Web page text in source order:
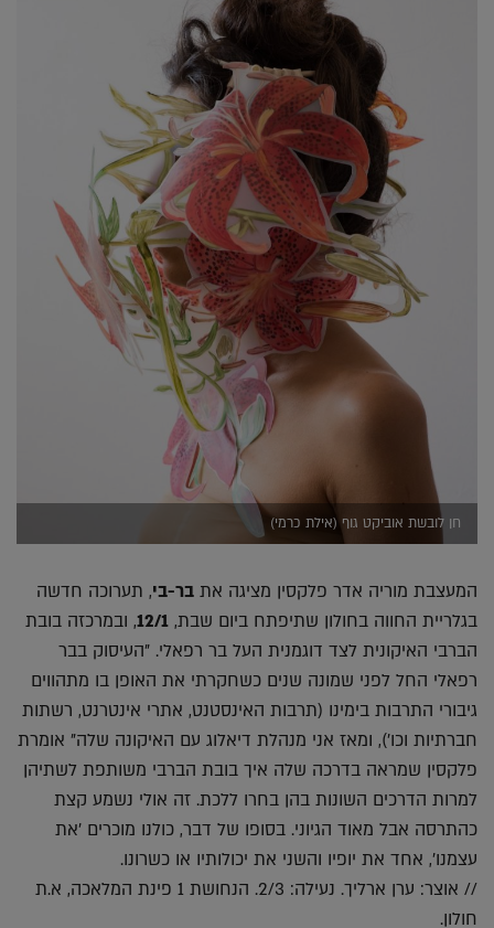
חן לובשת אוביקט גוף (אילת כרמי)
המעצבת מוריה אדר פלקסין מציגה את בר-בי, תערוכה חדשה
בגלריית החווה בחולון שתיפתח ביום שבת, 12/1, ובמרכזה בובת
הברבי האיקונית לצד דוגמנית העל בר רפאלי. "העיסוק בבר
רפאלי החל לפני שמונה שנים כשחקרתי את האופן בו מתהווים
גיבורי התרבות בימינו (תרבות האינסטנט, אתרי אינטרנט, רשתות
חברתיות וכו'), ומאז אני מנהלת דיאלוג עם האיקונה שלה" אומרת
פלקסין שמראה בדרכה שלה איך בובת הברבי משותפת לשתיהן
למרות הדרכים השונות בהן בחרו ללכת. זה אולי נשמע קצת
כהתרסה אבל מאוד הגיוני. בסופו של דבר, כולנו מוכרים 'את
עצמנו', אחד את יופיו והשני את יכולותיו או כשרונו.
// אוצר: ערן ארליך. נעילה: 2/3. הנחושת 1 פינת המלאכה, א.ת
חולון.